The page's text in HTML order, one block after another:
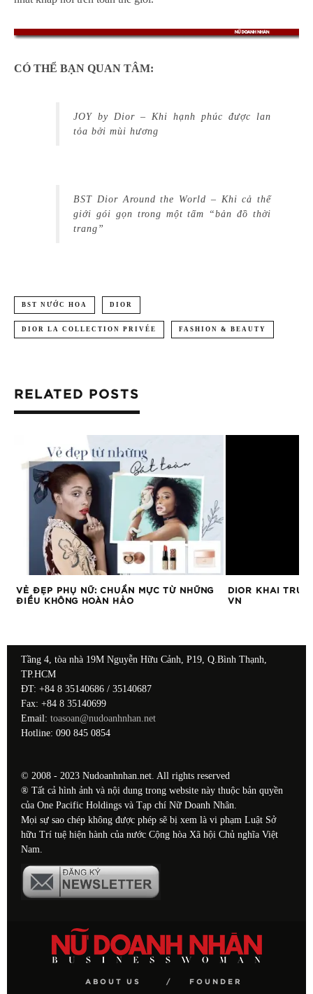
CÓ THỂ BẠN QUAN TÂM:
JOY by Dior – Khi hạnh phúc được lan
tỏa bởi mùi hương
BST Dior Around the World – Khi cả thế
giới gói gọn trong một tấm “bản đồ thời
trang”
BST NƯỚC HOA DIOR
DIOR LA COLLECTION PRIVÉE FASHION & BEAUTY
RELATED POSTS
VẺ ĐẸP PHỤ NỮ: CHUẨN MỰC TỪ NHỮNG
ĐIỀU KHÔNG HOÀN HẢO
DIOR KHAI
VN
Tầng 4, tòa nhà 19M Nguyễn Hữu Cảnh, P19, Q.Bình Thạnh,
TP.HCM
ĐT: +84 8 35140686 / 35140687
Fax: +84 8 35140699
Email: toasoan@nudoanhnhan.net
Hotline: 090 845 0854
© 2008 - 2023 Nudoanhnhan.net. All rights reserved
® Tất cả hình ảnh và nội dung trong website này thuộc bản quyền
của One Pacific Holdings và Tạp chí Nữ Doanh Nhân.
Mọi sự sao chép không được phép sẽ bị xem là vi phạm Luật Sở
hữu Trí tuệ hiện hành của nước Cộng hòa Xã hội Chủ nghĩa Việt
Nam.
ABOUT US FOUNDER